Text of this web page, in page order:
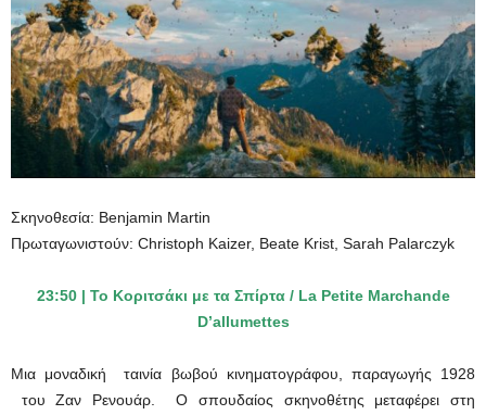
Σκηνοθεσία: Benjamin Martin
Πρωταγωνιστούν: Christoph Kaizer, Beate Krist, Sarah Palarczyk
23:50 | Το Κοριτσάκι με τα Σπίρτα / La Petite Marchande
D’allumettes
Μια μοναδική ταινία βωβού κινηματογράφου, παραγωγής 1928
του Zαν Ρενουάρ. Ο σπουδαίος σκηνοθέτης μεταφέρει στη